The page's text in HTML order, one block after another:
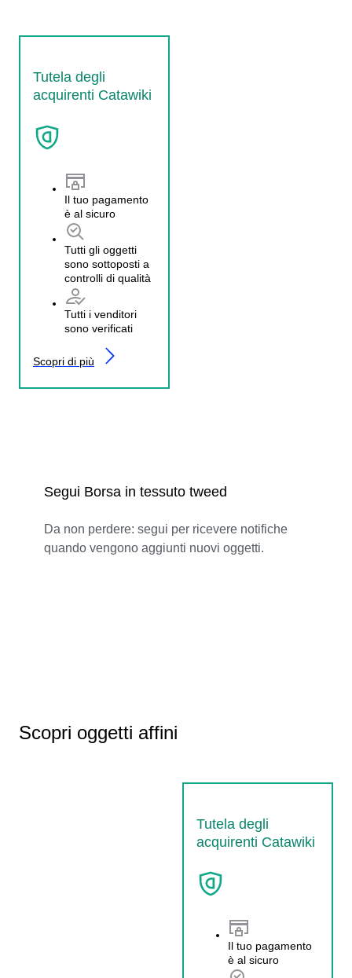
Tutela degli
acquirenti Catawiki
Il tuo pagamento
è al sicuro
Tutti gli oggetti
sono sottoposti a
controlli di qualità
Tutti i venditori
sono verificati
Scopri di più
Segui Borsa in tessuto tweed
Da non perdere: segui per ricevere notifiche
quando vengono aggiunti nuovi oggetti.
Scopri oggetti affini
Tutela degli
acquirenti Catawiki
Il tuo pagamento
è al sicuro